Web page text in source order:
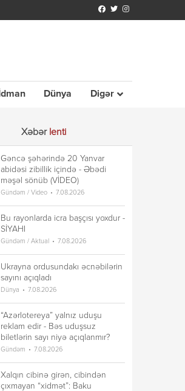
İdman Dünya Digər
Xəbər lenti
Gəncə şəhərində 20 Yanvar
abidəsi zibillik içində - Əbədi
məşəl sönüb (VİDEO)
Gündəm / Video 7.08.2026
Bu rayonlarda icra başçısı yoxdur -
SİYAHI
Gündəm / Aktual 7.08.2026
Ukrayna ordusundakı əcnəbilərin
sayını açıqladı
Dünya 7.08.2026
“Azərlotereya” yalnız uduşu
reklam edir - Bəs uduşsuz
biletlərin sayı niyə açıqlanmır?
Gündəm 7.08.2026
Xalqın cibinə girən, cibindən
çıxmayan “xidmət”: Baku